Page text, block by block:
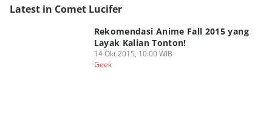
Latest in Comet Lucifer
Rekomendasi Anime Fall 2015 yang
Layak Kalian Tonton!
14 Okt 2015, 10:00 WIB
Geek